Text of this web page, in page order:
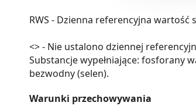
RWS - Dzienna referencyjna wartość
<> - Nie ustalono dziennej
Substancje wypełniające: fosforany
bezwodny (selen).
Warunki przechowywania